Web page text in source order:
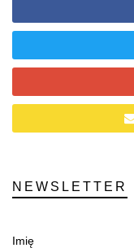
NEWSLETTER
Imię